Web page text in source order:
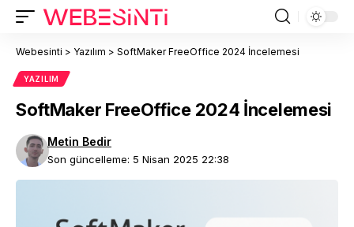
Webesinti > Yazılım > SoftMaker FreeOffice 2024 İncelemesi
YAZILIM
SoftMaker FreeOffice 2024 İncelemesi
Son güncelleme: 5 Nisan 2025 22:38
Metin Bedir